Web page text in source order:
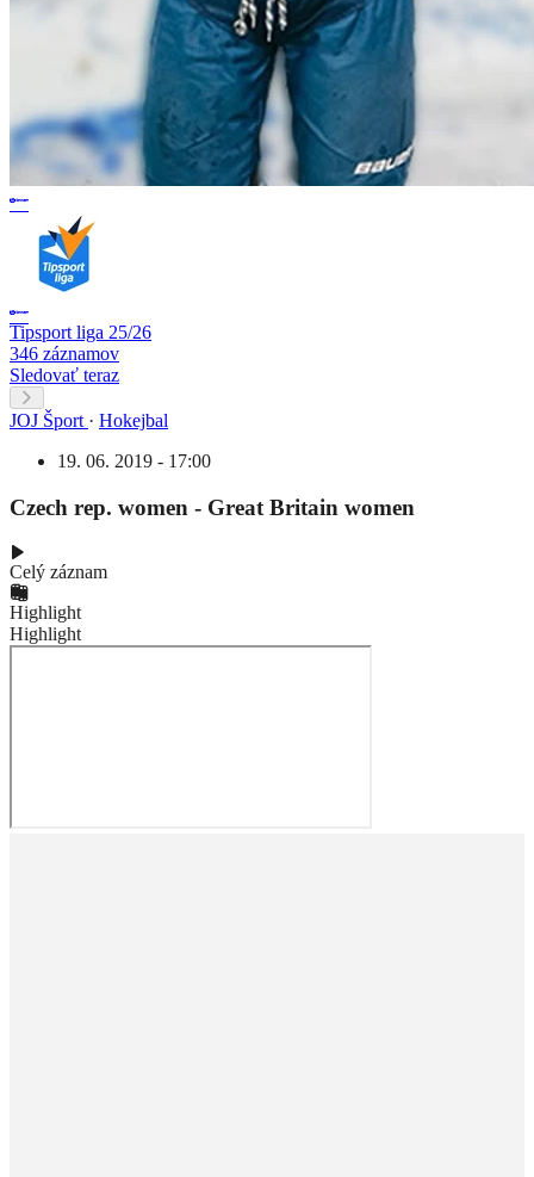
Tipsport liga 25/26
346 záznamov
Sledovať teraz
JOJ Šport · Hokejbal
19. 06. 2019 - 17:00
Czech rep. women - Great Britain women
Celý záznam
Highlight
Highlight